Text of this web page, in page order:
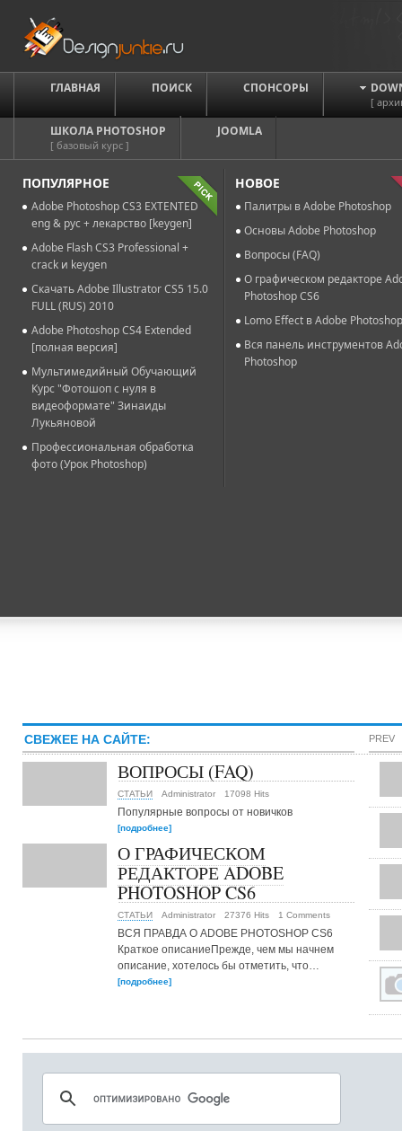
ГЛАВНАЯ ПОИСК СПОНСОРЫ
[
ШКОЛА PHOTOSHOP
[ базовый курс ]
JOOMLA
ПОПУЛЯРНОЕ
Adobe Photoshop CS3 EXTENTED
eng & рус + лекарство [keygen]
Adobe Flash CS3 Professional +
crack и keygen
Скачать Adobe Illustrator CS5 15.0
FULL (RUS) 2010
Adobe Photoshop CS4 Extended
[полная версия]
Мультимедийный Обучающий
Курс "Фотошоп с нуля в
видеоформате" Зинаиды
Лукьяновой
Профессиональная обработка
фото (Урок Photoshop)
НОВОЕ
Палитры в Adobe Photoshop
Основы Adobe Photoshop
Вопросы (FAQ)
О графическом редакторе
Photoshop CS6
Lomo Effect в Adobe
Вся панель инструментов
Photoshop
СВЕЖЕЕ НА САЙТЕ:
ВОПРОСЫ (FAQ)
СТАТЬИ Administrator 17098 Hits
Популярные вопросы от новичков
[подробнее]
О ГРАФИЧЕСКОМ
РЕДАКТОРЕ ADOBE
PHOTOSHOP CS6
СТАТЬИ Administrator 27376 Hits 1 Comments
ВСЯ ПРАВДА О ADOBE PHOTOSHOP CS6
Краткое описаниеПрежде, чем мы начнем
описание, хотелось бы отметить, что…
[подробнее]
PREV